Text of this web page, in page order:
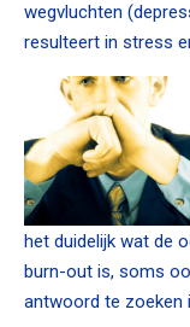
wegvluchten
resulteert in stress
het duidelijk wat de
burn-out is, soms
antwoord te zoeken